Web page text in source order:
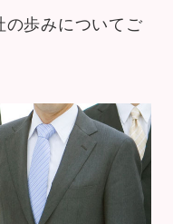
の歩みについてご